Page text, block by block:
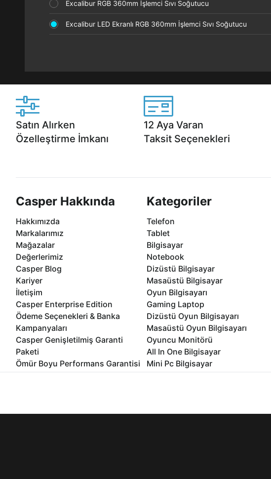
Excalibur RGB 360mm İşlemci Sıvı Soğutucu
Excalibur LED Ekranlı RGB 360mm İşlemci Sıvı Soğutucu
Satın Alırken
Özelleştirme İmkanı
12 Aya Varan
Taksit Seçenekleri
Casper Hakkında
Hakkımızda
Markalarımız
Mağazalar
Değerlerimiz
Casper Blog
Kariyer
İletişim
Casper Enterprise Edition
Ödeme Seçenekleri & Banka
Kampanyaları
Casper Genişletilmiş Garanti
Paketi
Ömür Boyu Performans Garantisi
Kategoriler
Telefon
Tablet
Bilgisayar
Notebook
Dizüstü Bilgisayar
Masaüstü Bilgisayar
Oyun Bilgisayarı
Gaming Laptop
Dizüstü Oyun Bilgisayarı
Masaüstü Oyun Bilgisayarı
Oyuncu Monitörü
All In One Bilgisayar
Mini Pc Bilgisayar
Kampanyalar